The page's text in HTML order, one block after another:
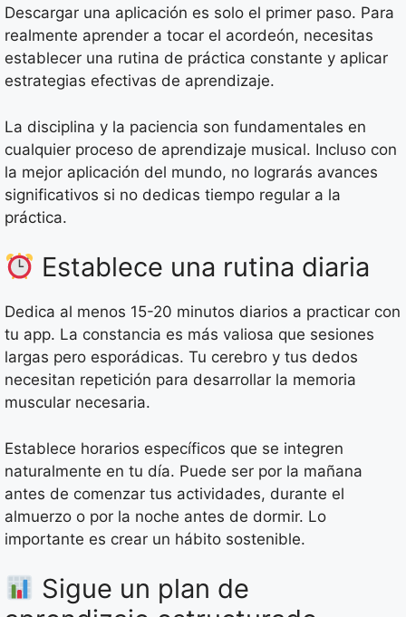
Descargar una aplicación es solo el primer paso. Para
realmente aprender a tocar el acordeón, necesitas
establecer una rutina de práctica constante y aplicar
estrategias efectivas de aprendizaje.
La disciplina y la paciencia son fundamentales en
cualquier proceso de aprendizaje musical. Incluso con
la mejor aplicación del mundo, no lograrás avances
significativos si no dedicas tiempo regular a la
práctica.
Establece una rutina diaria
Dedica al menos 15-20 minutos diarios a practicar con
tu app. La constancia es más valiosa que sesiones
largas pero esporádicas. Tu cerebro y tus dedos
necesitan repetición para desarrollar la memoria
muscular necesaria.
Establece horarios específicos que se integren
naturalmente en tu día. Puede ser por la mañana
antes de comenzar tus actividades, durante el
almuerzo o por la noche antes de dormir. Lo
importante es crear un hábito sostenible.
Sigue un plan de